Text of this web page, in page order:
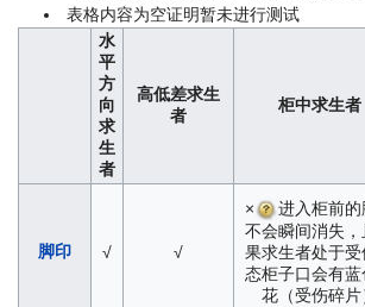
表格内容为空证明暂未进行测试
水
平
方
向
求
生
者
高低差求生
者
柜中求生者
脚印 √ √
×
进入柜前的
不会瞬间消失，
果求生者处于受
态柜子口会有蓝
花（受伤碎片